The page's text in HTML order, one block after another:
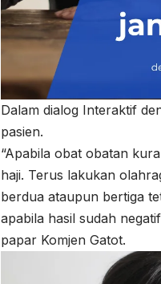
Dalam dialog Interaktif
pasien.
“Apabila obat obatan
haji. Terus lakukan
berdua ataupun bertiga
apabila hasil sudah
papar Komjen Gatot.